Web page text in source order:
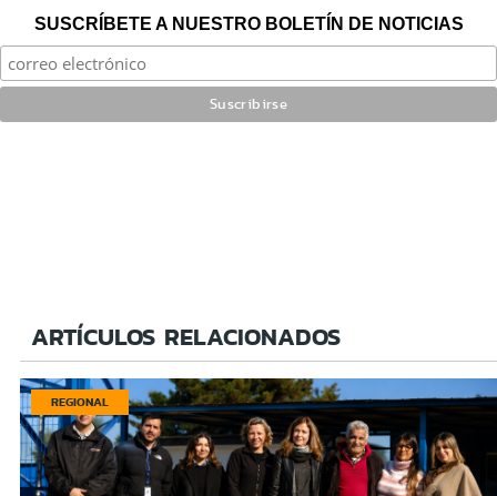
SUSCRÍBETE A NUESTRO BOLETÍN DE NOTICIAS
ARTÍCULOS RELACIONADOS
REGIONAL